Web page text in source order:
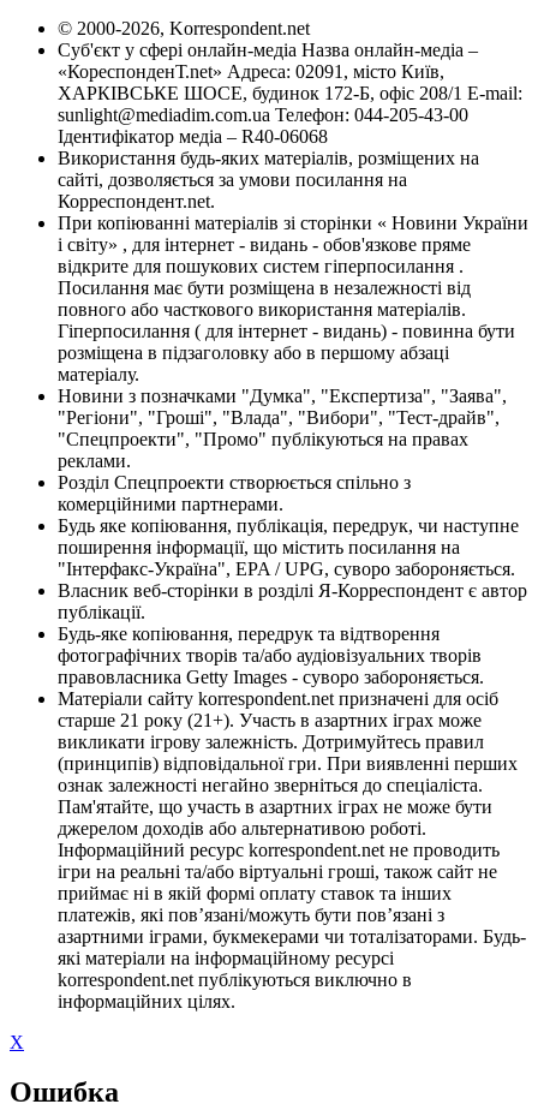
© 2000-2026, Korrespondent.net
Суб'єкт у сфері онлайн-медіа Назва онлайн-медіа –
«КореспонденТ.net» Адреса: 02091, місто Київ,
ХАРКІВСЬКЕ ШОСЕ, будинок 172-Б, офіс 208/1 E-mail:
sunlight@mediadim.com.ua Телефон: 044-205-43-00
Ідентифікатор медіа – R40-06068
Використання будь-яких матеріалів, розміщених на
сайті, дозволяється за умови посилання на
Корреспондент.net.
При копіюванні матеріалів зі сторінки « Новини України
і світу» , для інтернет - видань - обов'язкове пряме
відкрите для пошукових систем гіперпосилання .
Посилання має бути розміщена в незалежності від
повного або часткового використання матеріалів.
Гіперпосилання ( для інтернет - видань) - повинна бути
розміщена в підзаголовку або в першому абзаці
матеріалу.
Новини з позначками "Думка", "Експертиза", "Заява",
"Регіони", "Гроші", "Влада", "Вибори", "Тест-драйв",
"Спецпроекти", "Промо" публікуються на правах
реклами.
Розділ Спецпроекти створюється спільно з
комерційними партнерами.
Будь яке копіювання, публікація, передрук, чи наступне
поширення інформації, що містить посилання на
"Інтерфакс-Україна", EPA / UPG, суворо забороняється.
Власник веб-сторінки в розділі Я-Корреспондент є автор
публікації.
Будь-яке копіювання, передрук та відтворення
фотографічних творів та/або аудіовізуальних творів
правовласника Getty Images - суворо забороняється.
Матеріали сайту korrespondent.net призначені для осіб
старше 21 року (21+). Участь в азартних іграх може
викликати ігрову залежність. Дотримуйтесь правил
(принципів) відповідальної гри. При виявленні перших
ознак залежності негайно зверніться до спеціаліста.
Пам'ятайте, що участь в азартних іграх не може бути
джерелом доходів або альтернативою роботі.
Інформаційний ресурс korrespondent.net не проводить
ігри на реальні та/або віртуальні гроші, також сайт не
приймає ні в якій формі оплату ставок та інших
платежів, які пов’язані/можуть бути пов’язані з
азартними іграми, букмекерами чи тоталізаторами. Будь-
які матеріали на інформаційному ресурсі
korrespondent.net публікуються виключно в
інформаційних цілях.
X
Ошибка